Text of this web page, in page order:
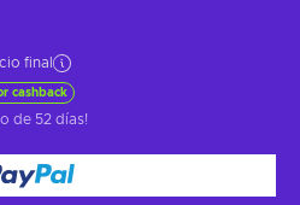
final
cashback
de 52 días!